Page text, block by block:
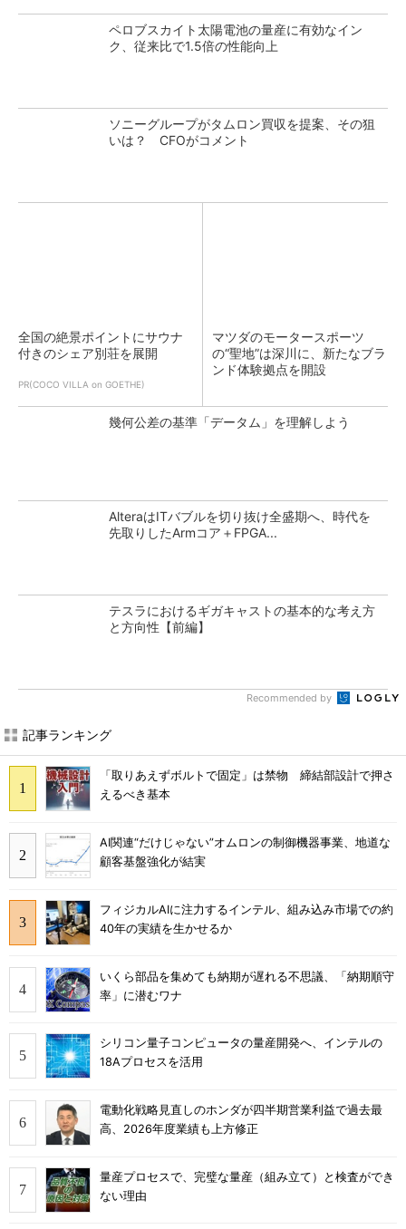
ペロブスカイト太陽電池の量産に有効なイン
ク、従来比で1.5倍の性能向上
ソニーグループがタムロン買収を提案、その狙
いは？ CFOがコメント
全国の絶景ポイントにサウナ
付きのシェア別荘を展開
PR(COCO VILLA on GOETHE)
マツダのモータースポーツ
の“聖地”は深川に、新たなブラ
ンド体験拠点を開設
幾何公差の基準「データム」を理解しよう
AlteraはITバブルを切り抜け全盛期へ、時代を
先取りしたArmコア＋FPGA...
テスラにおけるギガキャストの基本的な考え方
と方向性【前編】
Recommended by
記事ランキング
「取りあえずボルトで固定」は禁物 締結部設計で押さ
えるべき基本
AI関連“だけじゃない”オムロンの制御機器事業、地道な
顧客基盤強化が結実
フィジカルAIに注力するインテル、組み込み市場での約
40年の実績を生かせるか
いくら部品を集めても納期が遅れる不思議、「納期順守
率」に潜むワナ
シリコン量子コンピュータの量産開発へ、インテルの
18Aプロセスを活用
電動化戦略見直しのホンダが四半期営業利益で過去最
高、2026年度業績も上方修正
量産プロセスで、完璧な量産（組み立て）と検査ができ
ない理由